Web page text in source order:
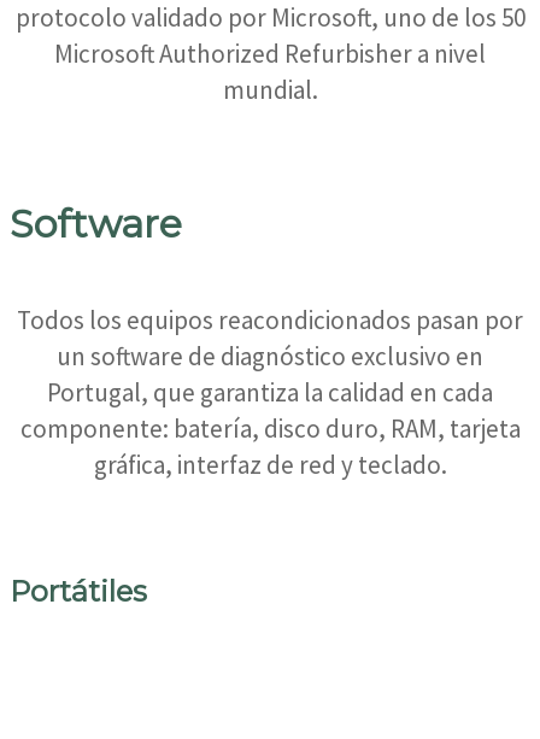
protocolo validado por Microsoft, uno de los 50
Microsoft Authorized Refurbisher a nivel
mundial.
Software
Todos los equipos reacondicionados pasan por
un software de diagnóstico exclusivo en
Portugal, que garantiza la calidad en cada
componente: batería, disco duro, RAM, tarjeta
gráfica, interfaz de red y teclado.
Portátiles